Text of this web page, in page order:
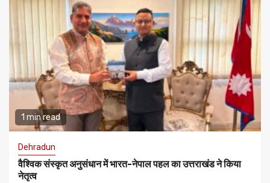
1 min read
Dehradun
वैश्विक संस्कृत अनुसंधान में भारत-नेपाल पहल का उत्तराखंड ने किया
नेतृत्व